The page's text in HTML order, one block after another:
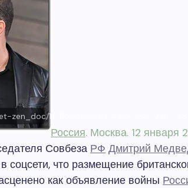
zen_doc/10315851/
Россия. Москва. 12 января
Совбеза РФ Дмитрий
соцсети, что размещение
как объявление войны